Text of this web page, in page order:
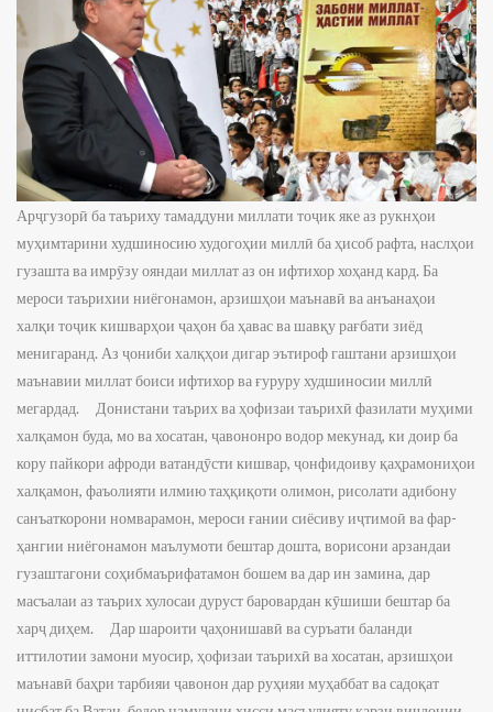
Арҷгузорӣ ба таъриху тамаддуни миллати тоҷик яке аз рукнҳои муҳимтарини худшиносию худогоҳии миллӣ ба ҳисоб рафта, наслҳои гузашта ва имрӯзу ояндаи миллат аз он ифтихор хоҳанд кард. Ба мероси таърихии ниёгонамон, арзишҳои маънавӣ ва анъанаҳои халқи тоҷик кишварҳои ҷаҳон ба ҳавас ва шавқу рағбати зиёд менигаранд. Аз ҷониби халқҳои дигар эътироф гаштани арзишҳои маънавии миллат боиси ифтихор ва ғуруру худшиносии миллӣ мегардад. Донистани таърих ва ҳофизаи таърихӣ фазилати муҳими халқамон буда, мо ва хосатан, ҷавононро водор мекунад, ки доир ба кору пайкори афроди ватандӯсти кишвар, ҷонфидоиву қаҳрамониҳои халқамон, фаъолияти илмию таҳ­қиқоти олимон, рисолати адибону санъаткорони номварамон, мероси ғании сиёсиву иҷтимоӣ ва фар­ҳангии ниёгонамон маълумоти бештар дошта, ворисони арзандаи гузаштагони соҳибмаърифатамон бошем ва дар ин замина, дар масъалаи аз таърих хулосаи дуруст баровардан кӯшиши бештар ба харҷ диҳем. Дар шароити ҷаҳонишавӣ ва суръати баланди иттилотии замони муосир, ҳофизаи таърихӣ ва хосатан, арзишҳои маънавӣ баҳри тарбияи ҷавонон дар руҳияи муҳаббат ва садоқат нисбат ба Ватан, бедор намудани ҳисси масъулияту қарзи виҷдонии онҳо дар роҳи пойдории оромиву осоиш­тагӣ ва рушду пешрафти кишварамон нақши муҳим мебозанд. Боиси сарфарозиву ифтихор аст, ки Асосгузори сулҳу вахдати миллӣ — Пешвои миллат, Президенти Ҷумҳурии Тоҷикистон, муҳтарам Эмомалӣ Раҳмон дар баробари таҳким бахшидани Истиқлоли давлатӣ, инчунин, дар эҳёи ҳофизаи таърихӣ ва такомулу таҳаввули давлатдории миллӣ саҳми бориз мегузоранд. Ин маъниро тамоми ҳаёт ва фаъолияти Пешвои муаззами миллат, муҳтарам Эмомалӣ Раҳмон собит месозад. Маҳз сиёсати маорифпарваронаи Сарвари давлат барои эҳёи ҳофизаи таърихӣ, хештаншиносӣ ва худогоҳии миллӣ заминаи муътамаду устувор гузошт. Ин ҷо саволе ба миён меояд, ки ҳофизаи таърихӣ чист ва чаро халқияту миллатҳо пас аз ба даст овардани соҳибихтиёрӣ ба эҳёи он диққати ҷиддӣ медиҳанд? Мо дар ин матлаб кӯшиш менамоем, ки ба он посухи мушаххас диҳем. Пеш аз ҳама, ҳофизаи таърихӣ занҷираест, ки тавассути он арзишҳои миллӣ аз як насл ба насли дигар мегузарад. Дар ин раванд шахсиятҳои бузург, сиёсатмадорони барҷаста ва пешвоёни миллӣ нақши калон мебозанд ва табиист, ки ояндаи миллат ба онҳо бастагии қавӣ дорад. Ба ин хотир, ҳангоме ки сухан дар хусуси нақши Президенти Ҷумҳурии Тоҷикистон, муҳтарам Эмомалӣ Раҳмон дар эҳёи ҳофизаи таърихӣ ва тақвияти давлатдории миллӣ меравад, бояд хидматҳои беназири ӯро дар эҳёи арзишҳои миллӣ ва ба даст овардани Истиқлоли давлатӣ ба таври махсус таъкид кард. Ҳамзамон, маҳз таҳти роҳбарии Пешвои миллат ёдгориҳои таърихиву фарҳангӣ барқарор ва таҷдиду навсозӣ мешаванд. Бағоят хурсандиовар аст, ки Роҳбари давлат ба таърих, фарҳанг, забон ва арзишҳои маънавӣ таваҷҷуҳи махсус зоҳир мекунанд.Қобили зикр аст, ки дар ҷодаи эҳёи ҳофизаи таърихӣ ва бунёди давлатдории миллӣ, Сарвари давлат, муҳтарам Эмомалӣ Раҳмон на танҳо донишҳои фароху мукаммал, балки ҷасорат ва иродаи бемислу воло нишон медиҳанд. Маҳз ба шарофати талошу иродаи қавии Роҳбари давлат соли 2009 дар кишвар Соли тамаддуни ориёӣ эълон гардид. Дар баробари ин, Пешвои миллат, муҳтарам Эмомалӣ Раҳмон дар даврони соҳибистиқлолӣ, ба хотири арҷгузорӣ ба хидматҳои фарзандони фарзонаи миллат Садриддин Айнӣ, Бобоҷон Ғафуров, Мирзо Турсунзода, Нусратулло Махсум ва Шириншоҳ Шоҳ­те­мурро бо унвони олии Қаҳрамони Тоҷикистон сарфароз гардониданд. Бояд таъкид кард, ки миёни роҳбарони кишвар танҳо муҳтарам Эмомалӣ Раҳмон ин иқдомро пеш гирифтанд. Ва маҳз ҳамин амали инсонпарварона ҳифзи ҳофизаи таърихӣ ва эътирофи хидматҳои фарзандони бузурги миллат ба ҳисоб меравад. Ҳамчунин, бо ташаббус ва эҳсоси баланди ватан­дӯстонаи Сарвари давлат солгарду зодрӯзи шахсиятҳои барҷастаи миллати тоҷик Исмоили Сомонӣ, Имоми Аъзам Абуҳанифа, Ғазолӣ, Ҳаким Фирдавсӣ, Абуабдулло Рӯдакӣ, Мавлоно Ҷалолиддини Балхӣ, Носири Хусрав, Мир Сайид Алии Ҳамадонӣ ҷашн гирифта шуданд, ки аз ифтихори баланди миллӣ доштани он кас гувоҳӣ медиҳад. Бар замми ин, бо ҳидоятҳои Президента Ҷумҳурии Тоҷикистон, муҳтарам Эмомалӣ Раҳмон таҷдиду навсозии ёдгориҳои таърихӣ, фарҳангӣ ва меъмории мамлакат, аз қабили мақбараҳои Абуабдуллоҳи Рӯдакӣ, Мир Сайид Алии Ҳамадонӣ, Султон Увайси Қаранӣ, Зайнулобиддин, қалъаҳои Хуҷанд, Балҷувон, Ҳулбук ва амсоли инҳо ба сомон расонда шуданд. Бавижа, таъмиру тармими қалъаи Ҳулбук пас аз ҳазор сол ба шарофати ғамхориҳои Пешвои миллат дар сатҳи баланд анҷом ёфт. Ва ин иқдом ҷиҳати боз ҳам баланд бардоштани ҳисси ватандӯстӣ ва худогоҳии миллии насли наврас ва ҷавонон нақши бориз мебозад. Бо қарори Ҳукумати Ҷумҳурии Тоҷикистон аз 21-уми сентябри 2001 ёдгории Саразми шаҳри Панҷакент ҳамчун Маркази ташаккули тамаддуни кишоварзӣ, ҳунармандӣ ва шаҳрсозии тоҷикон — «Мамнуъгоҳи таърихиву бостоншиносии Саразм» эълон гардида, 31-уми июли соли 2010 бо пешниҳоди Ҷумҳурии Тоҷикистон ин ёдгории нодир аз ҷониби ЮНЕСКО ба Феҳристи мероси ҷаҳонии фарҳангӣ ворид гардид. Бо пешниҳоди Пешвои миллат, муҳтарам Эмомалӣ Раҳмон ва қарори созмони бонуфузи байналмилалии ЮНЕСКО соли 2020-ум 5500-солагии шаҳри Саразми бостонӣ ҷашн гирифта шуд.Камолоти маънавӣ ва фарҳангиву ахлоқии ҷавонон маҳз аз донистани таърих маншаъ гирифта, тақвият меёбад. Албатта, донистани фаъолияту корнамоиҳои афроди номвари таърихиамон, аз қабили Шераку Томирис, Спитамену Темурмалик, Исмоили Сомониву Низомулмулк, Рӯдакиву Сино, Фирдавсиву Ҷалолиддини Балхӣ Имом Бухориву Мир Сайид Алии Ҳамадонӣ, Шайх Камоли Хуҷандиву Абдураҳмони Ҷомӣ, Аҳмади Донишу Садриддин Айнӣ ва амсоли онҳо савияи донишу маънавиёт ва фарҳанги ҳар як фардро боло мебардорад. Вақ­те ки аз ҷавонони замони соҳибистиқлолӣ дар бораи Ҳаким Абулқосими Фирдавсӣ пурсон мешавед, онҳо бо ифтихор ва эҳсоси баланди меҳанпарварона номи ӯро ба забон мегиранд, дар бораи саҳми Фирдавсӣ дар тамаддуни башарият ҳарф мезананд, «Шоҳнома»-и безаволи ӯро таърифу тавсиф мекунанд. Олим ва суханвари номии Рими қадим Ситсерон гуфта буд, ки «Таърихро надонистан ҳамеша чун кӯдак боқӣ мондан аст». Аз ин лиҳоз, ояндаи дурахшон ва бахту иқболи ҳар як фард ва дар умум, миллат ба ҳофизаи таърихӣ вобастагӣ дорад. Бедории ҳофизаи таърихӣ, нисбат ба гузаштаи аҷдодамон ҳурмату эҳтиром ба ҷо овардан, анъанаву расму ойини миллиро фаромӯш накардан мавқеи маънавиву ахлоқии ҳар як фарди ҷомеа, хусусан, ҷавононро муайян мекунад. Ин мавқеъ чӣ қадар баланд бошад, ҳамон қадар рушду тараққиёти миллӣ пеш меравад. Халқе, ки аз ҳофизаи таърихӣ, арзишҳои миллиаш ҷудо карда шудааст ё ки худи ӯ аз он дур шудааст, бешубҳа, ба таназзул рӯ мениҳад. Дар ин бобат дар саҳифаҳои таърих мисолҳо зиёданд. Ҳофизаи таърихӣ, огоҳ будани ҳар як фард, намояндагони авлодҳои гуногун ва ҷомеа аз таърихи дуру наздик, воқеаву ҳодисот, баҳраманд гаштан аз амалҳои неки аҷдодон, бохабар будан ва ҳифз намудани мероси маънавиву маърифатии ниёгон ва ба таври қатъӣ аз рӯйи онҳо амал намудан аст. Аз огаҳию шинохти таърих ҳофизаи умумимиллӣ ташаккул меёбад. Вақте ки аз марҳалаҳои таърихӣ, дирӯзу имрӯзи кишвар фикр меронем, айнан ҳамин ҳолат пеши назар меояд. Яъне, ҳофизаи таърихӣ дар давоми солҳову қарнҳо ва давраҳои таърихӣ ташаккул меёбад. Зери мафҳуми «ҳофизаи таърихӣ» таърихи миллат, роҳҳои тайнамудаи он, муборизаву қаҳрамониҳои фарзандони далеру шуҷои он, орзуву омол, саъйю талошҳо, мероси маънавии барои авлоди оянда гузошташудаи миллат фаҳмидаву дарк карда мешавад. Таърихи инсоният аз ҳаёти чандинҳазорсолаи одамон, саъйю талош, созандагиву бунёдкорӣ, ҷангу ҷидолҳо, тохтутозу муҳорибаҳо, офатҳои табиӣ, муборизаҳои сиёсӣ, баҳсу талошҳо иборат аст. Муҳимтарин андеша аз ин солномаи дар саҳфаҳои таърих сабтшуда аз он иборат аст, ки ҳар як шахс, ҳар як авлод бояд аз ҳаёти аҷдоди гузаштаи хеш, аз дастоварду хатоҳои содирнамудаи онҳо огаҳ бошад, барои худ бояд аз онҳо хулосаи зарурӣ барорад. Танҳо бо ҳамин роҳ миллат худро ҳифз карда метавонад. Аз рӯзҳои аввали соҳибистиқлолӣ дар кишварамон ба масоили омӯзиши мероси фарҳангиву маънавӣ, донистану гиромӣ доштани таърих, урфу одат ва анъанаҳои ғании халқамон эътибори ҷиддӣ дода мешуд. Хусусан, дар ин давра донистану омӯхтани таърихи ниёгонамон ба мадди назар баромад. Сарвари давлат, муҳтарам Эмомалӣ Раҳмон дар ҳар як суханронӣ, маърӯза ва паёмҳои худ дар масъалаи аз таърих сабақ бардоштану гиромӣ доштани дастовардҳои таърихии ниёгон ва дар партави он муайян намудани ояндаи дурахшони кишварамон ҳарф мезананд. Чунончи, дар суханронии худ бахшида ба 14-умин солгарди Истиқлоли давлатӣ таъкид намуда буданд, ки «бидуни пайванду ҳамгироии тамаддуни имрӯзаи тоҷикон бо таърихи куҳанбунёди хеш ба қадри истиқлолият, ифтихори Ватану ватандорӣ, ҳувияти миллӣ ва худшиносию худогоҳии комил расидан мушкил аст». Сарвари давлат олимони соҳаи ҷомеашиносиро пайваста ба таҳқиқу таблиғи масъалаҳои худшиносиву худогоҳӣ, ҳифзи арзишҳои миллии таърихиву фарҳангӣ ҳидоят мекунад. Президенти кишвар ба ин масъала таваҷҷуҳ намуда, дар суханронии хеш бахшида ба 3000-солагии тамаддуни Ҳисор, дар варзишгоҳи шаҳри Ҳисор 27-уми октябри соли 2015 таъкид намуда буданд: «Аз рӯзҳои аввали Истиқлолияти давлатӣ то ба имрӯз арҷгузорӣ ба таъриху фарҳанги пурифтихори гузаштаи халқи куҳанбунёдамон, эҳё намудани ойину анъанаҳои неки миллӣ, тарғиби осори ниёгон ва ҳифзи ёдгориҳои моддиву маънавии миллати азизамон яке аз самтҳои муҳимтарини сиёсати давлат ва Ҳукумати Тоҷикистон мебошад. Зеро ба ҳамин васила, мардуми мо метавонанд гузаштаи худро дурусту воқеъбинона дарк намоянд ва эҳсоси муҳаббат ба таърихи Ватани маҳбубамон дар қалби наврасону ҷавонон, яъне, насли ояндасоз решадор гардад». Дар солҳои истиқлол олимони таърихшиноси кишвар асарҳои пурарзиши илмӣ эҷод намуданд. Нашр гардидани асари бунёдии шашҷилдаи «Таърихи халқи тоҷик», китобҳои «Тоҷикон дар оинаи таърих. Аз Ориён то Сомониён», «Таърихи халқи тоҷик. Китоби дарсӣ барои донишҷӯёни мактабҳои олӣ», «Давлатдории тоҷикон», «Таърихи халқи тоҷик: асри ХХ», «Таърихи тоҷикони ҷаҳон» «Таърихи тоҷикон» ва «Ҳафт хони Темурма­лик», қомуси дуҷилдаи «Донишномаи Сомониён» аз зумраи онҳоянд. Дар ин солҳо «Тоҷикон»-и Б.